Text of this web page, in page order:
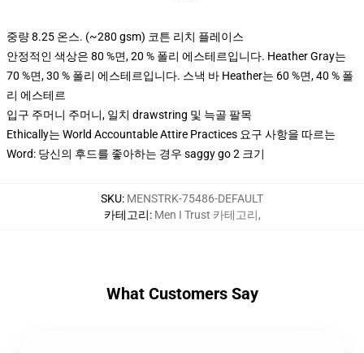
중량 8.25 온스. (~280 gsm) 코튼 리치 플레이스
안정적인 색상은 80 %면, 20 % 폴리 에스테르입니다. Heather Gray는
70 %면, 30 % 폴리 에스테르입니다. 스낵 바 Heather는 60 %면, 40 % 폴
리 에스테르
입구 주머니 주머니, 일치 drawstring 및 늑골 팔목
Ethically는 World Accountable Attire Practices 요구 사항을 따르는
Word: 당신의 후드를 좋아하는 경우 saggy go 2 크기
SKU: MENSTRK-75486-DEFAULT
카테고리: Men I Trust 카테고리,
What Customers Say